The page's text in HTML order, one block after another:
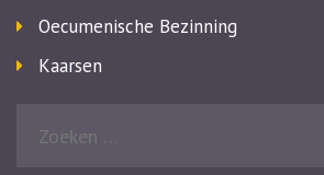
Oecumenische Bezinning
Kaarsen